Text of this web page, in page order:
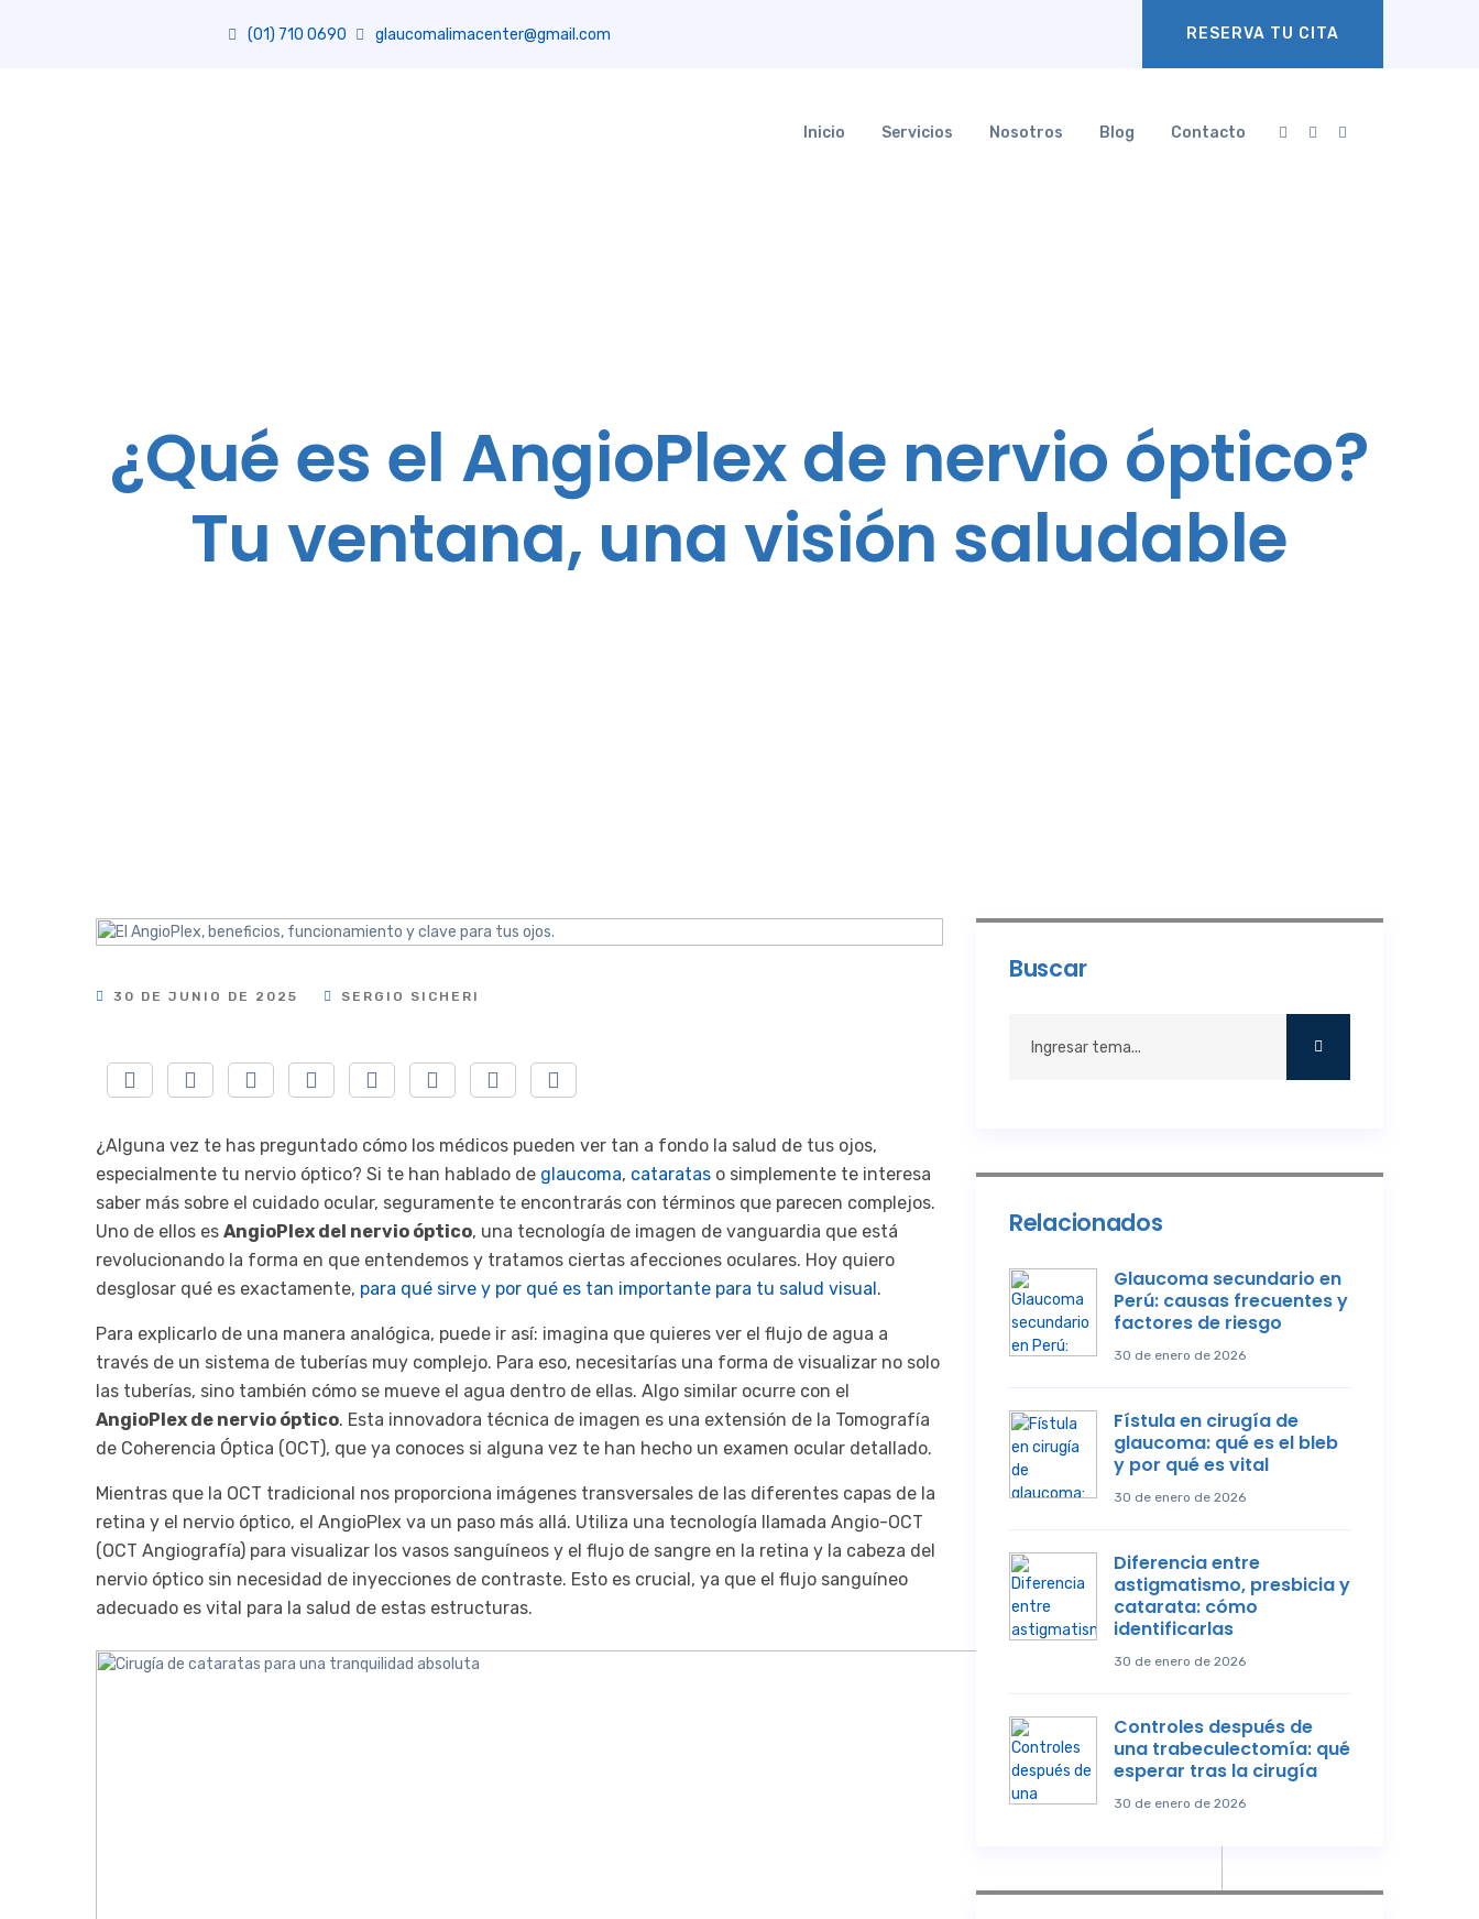
(01) 710 0690 glaucomalimacenter@gmail.com RESERVA TU CITA
Inicio Servicios Nosotros Blog Contacto
¿Qué es el AngioPlex de nervio óptico?
Tu ventana, una visión saludable
30 DE JUNIO DE 2025 SERGIO SICHERI
¿Alguna vez te has preguntado cómo los médicos pueden ver tan a fondo la salud de tus ojos,
especialmente tu nervio óptico? Si te han hablado de glaucoma, cataratas o simplemente te interesa
saber más sobre el cuidado ocular, seguramente te encontrarás con términos que parecen complejos.
Uno de ellos es AngioPlex del nervio óptico, una tecnología de imagen de vanguardia que está
revolucionando la forma en que entendemos y tratamos ciertas afecciones oculares. Hoy quiero
desglosar qué es exactamente, para qué sirve y por qué es tan importante para tu salud visual.
Para explicarlo de una manera analógica, puede ir así: imagina que quieres ver el flujo de agua a
través de un sistema de tuberías muy complejo. Para eso, necesitarías una forma de visualizar no solo
las tuberías, sino también cómo se mueve el agua dentro de ellas. Algo similar ocurre con el
AngioPlex de nervio óptico. Esta innovadora técnica de imagen es una extensión de la Tomografía
de Coherencia Óptica (OCT), que ya conoces si alguna vez te han hecho un examen ocular detallado.
Mientras que la OCT tradicional nos proporciona imágenes transversales de las diferentes capas de la
retina y el nervio óptico, el AngioPlex va un paso más allá. Utiliza una tecnología llamada Angio-OCT
(OCT Angiografía) para visualizar los vasos sanguíneos y el flujo de sangre en la retina y la cabeza del
nervio óptico sin necesidad de inyecciones de contraste. Esto es crucial, ya que el flujo sanguíneo
adecuado es vital para la salud de estas estructuras.
Buscar
Relacionados
Glaucoma secundario en
Perú: causas frecuentes y
factores de riesgo
30 de enero de 2026
Fístula en cirugía de
glaucoma: qué es el bleb
y por qué es vital
30 de enero de 2026
Diferencia entre
astigmatismo, presbicia y
catarata: cómo
identificarlas
30 de enero de 2026
Controles después de
una trabeculectomía: qué
esperar tras la cirugía
30 de enero de 2026